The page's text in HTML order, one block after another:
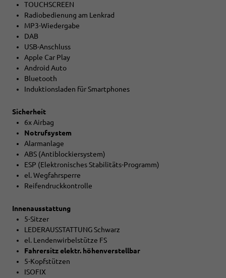
TOUCHSCREEN
Radiobedienung am Lenkrad
MP3-Wiedergabe
DAB
USB-Anschluss
Apple Car Play
Android Auto
Bluetooth
Induktionsladen für Smartphones
Sicherheit
6x Airbag
Notrufsystem
Alarmanlage
ABS (Antiblockiersystem)
ESP (Elektronisches Stabilitäts-Programm)
el. Wegfahrsperre
Reifendruckkontrolle
Innenausstattung
5-Sitzer
LEDERAUSSTATTUNG Schwarz
el. Lendenwirbelstütze FS
Fahrersitz elektr. höhenverstellbar
5-Kopfstützen
ISOFIX